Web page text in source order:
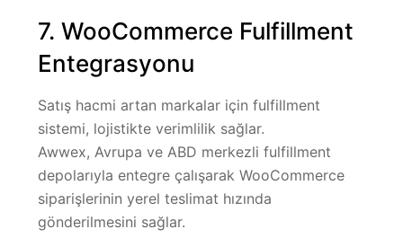
7. WooCommerce Fulfillment
Entegrasyonu
Satış hacmi artan markalar için fulfillment
sistemi, lojistikte verimlilik sağlar.
Awwex, Avrupa ve ABD merkezli fulfillment
depolarıyla entegre çalışarak WooCommerce
siparişlerinin yerel teslimat hızında
gönderilmesini sağlar.